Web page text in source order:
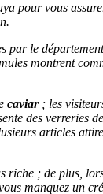
pour vous
par le
montrent
caviar; les
des verreries
articles
riche ; de plus,
manquez un